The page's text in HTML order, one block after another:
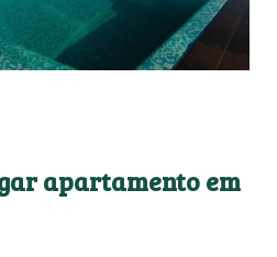
apartamento em